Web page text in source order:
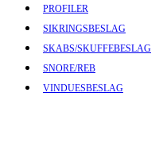
PROFILER
SIKRINGSBESLAG
SKABS/SKUFFEBESLAG
SNORE/REB
VINDUESBESLAG